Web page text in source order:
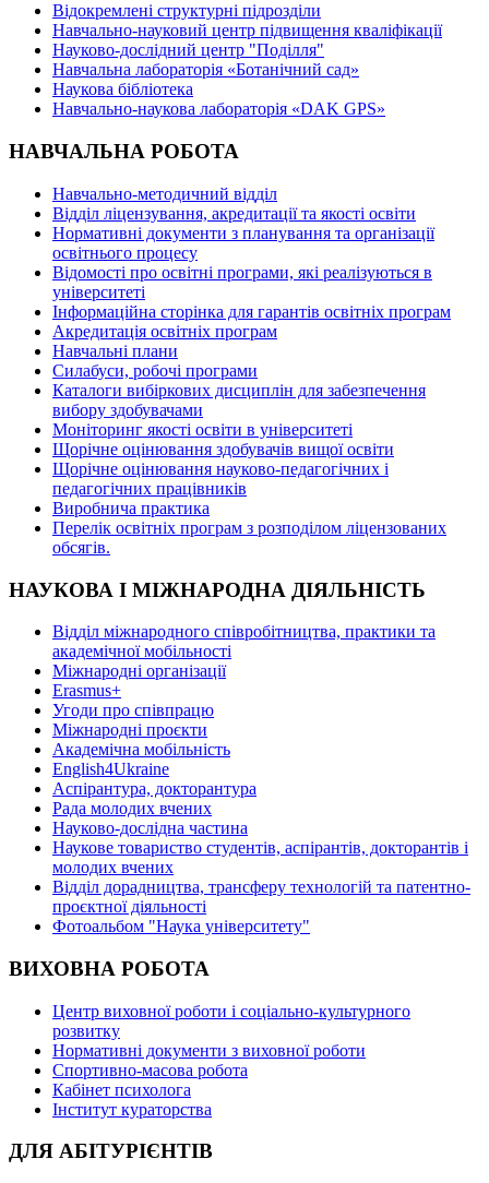
Відокремлені структурні підрозділи
Навчально-науковий центр підвищення кваліфікації
Науково-дослідний центр "Поділля"
Навчальна лабораторія «Ботанічний сад»
Наукова бібліотека
Навчально-наукова лабораторія «DAK GPS»
НАВЧАЛЬНА РОБОТА
Навчально-методичний відділ
Відділ ліцензування, акредитації та якості освіти
Нормативні документи з планування та організації
освітнього процесу
Відомості про освітні програми, які реалізуються в
університеті
Інформаційна сторінка для гарантів освітніх програм
Акредитація освітніх програм
Навчальні плани
Силабуси, робочі програми
Каталоги вибіркових дисциплін для забезпечення
вибору здобувачами
Моніторинг якості освіти в університеті
Щорічне оцінювання здобувачів вищої освіти
Щорічне оцінювання науково-педагогічних і
педагогічних працівників
Виробнича практика
Перелік освітніх програм з розподілoм ліцензoваних
oбсягів.
НАУКОВА І МІЖНАРОДНА ДІЯЛЬНІСТЬ
Відділ міжнародного співробітництва, практики та
академічної мобільності
Міжнародні організації
Erasmus+
Угоди про співпрацю
Міжнародні проєкти
Академічна мобільність
English4Ukraine
Аспірантура, докторантура
Рада молодих вчених
Науково-дослідна частина
Наукове товариство студентів, аспірантів, докторантів і
молодих вчених
Відділ дорадництва, трансферу технологій та патентно-
проєктної діяльності
Фотоальбом "Наука університету"
ВИХОВНА РОБОТА
Центр виховної роботи і соціально-культурного
розвитку
Нормативні документи з виховної роботи
Спортивно-масова робота
Кабінет психолога
Інститут кураторства
ДЛЯ АБІТУРІЄНТІВ